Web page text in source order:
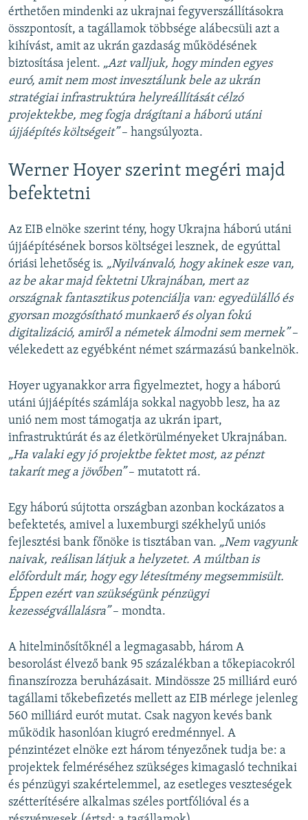
érthetően mindenki az ukrajnai fegyverszállításokra
összpontosít, a tagállamok többsége alábecsüli azt a
kihívást, amit az ukrán gazdaság működésének
biztosítása jelent. „Azt valljuk, hogy minden egyes
euró, amit nem most invesztálunk bele az ukrán
stratégiai infrastruktúra helyreállítását célzó
projektekbe, meg fogja drágítani a háború utáni
újjáépítés költségeit”– hangsúlyozta.
Werner Hoyer szerint megéri majd
befektetni
Az EIB elnöke szerint tény, hogy Ukrajna háború utáni
újjáépítésének borsos költségei lesznek, de egyúttal
óriási lehetőség is. „Nyilvánvaló, hogy akinek esze van,
az be akar majd fektetni Ukrajnában, mert az
országnak fantasztikus potenciálja van: egyedülálló és
gyorsan mozgósítható munkaerő és olyan fokú
digitalizáció, amiről a németek álmodni sem mernek”–
vélekedett az egyébként német származású bankelnök.
Hoyer ugyanakkor arra figyelmeztet, hogy a háború
utáni újjáépítés számlája sokkal nagyobb lesz, ha az
unió nem most támogatja az ukrán ipart,
infrastruktúrát és az életkörülményeket Ukrajnában.
„Ha valaki egy jó projektbe fektet most, az pénzt
takarít meg a jövőben”– mutatott rá.
Egy háború sújtotta országban azonban kockázatos a
befektetés, amivel a luxemburgi székhelyű uniós
fejlesztési bank főnöke is tisztában van. „Nem vagyunk
naivak, reálisan látjuk a helyzetet. A múltban is
előfordult már, hogy egy létesítmény megsemmisült.
Éppen ezért van szükségünk pénzügyi
kezességvállalásra”– mondta.
A hitelminősítőknél a legmagasabb, három A
besorolást élvező bank 95 százalékban a tőkepiacokról
finanszírozza beruházásait. Mindössze 25 milliárd euró
tagállami tőkebefizetés mellett az EIB mérlege jelenleg
560 milliárd eurót mutat. Csak nagyon kevés bank
működik hasonlóan kiugró eredménnyel. A
pénzintézet elnöke ezt három tényezőnek tudja be: a
projektek felméréséhez szükséges kimagasló technikai
és pénzügyi szakértelemmel, az esetleges veszteségek
szétterítésére alkalmas széles portfólióval és a